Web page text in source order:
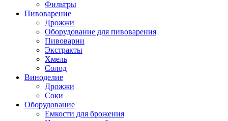
Фильтры
Пивоварение
Дрожжи
Оборудование для пивоварения
Пивоварни
Экстракты
Хмель
Солод
Виноделие
Дрожжи
Соки
Оборудование
Емкости для брожения